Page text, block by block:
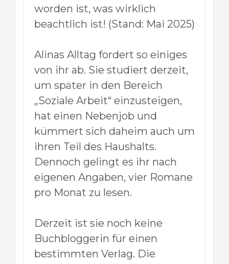
worden ist, was wirklich
beachtlich ist! (Stand: Mai 2025)
Alinas Alltag fordert so einiges
von ihr ab. Sie studiert derzeit,
um später in den Bereich
„Soziale Arbeit“ einzusteigen,
hat einen Nebenjob und
kümmert sich daheim auch um
ihren Teil des Haushalts.
Dennoch gelingt es ihr nach
eigenen Angaben, vier Romane
pro Monat zu lesen.
Derzeit ist sie noch keine
Buchbloggerin für einen
bestimmten Verlag. Die